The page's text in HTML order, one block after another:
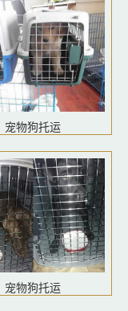
宠物狗托运
宠物狗托运